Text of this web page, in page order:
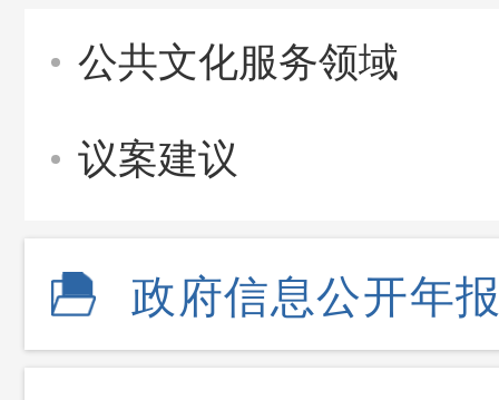
公共文化服务领域
议案建议
政府信息公开年